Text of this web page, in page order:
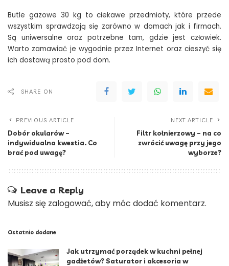
Butle gazowe 30 kg to ciekawe przedmioty, które przede
wszystkim sprawdzają się zarówno w domach jak i firmach.
Są uniwersalne oraz potrzebne tam, gdzie jest człowiek.
Warto zamawiać je wygodnie przez Internet oraz cieszyć się
ich dostawą prosto pod dom.
SHARE ON
PREVIOUS ARTICLE
Dobór okularów –
indywidualna kwestia. Co
brać pod uwagę?
NEXT ARTICLE
Filtr kołnierzowy – na co
zwrócić uwagę przy jego
wyborze?
Leave a Reply
Musisz się zalogować, aby móc dodać komentarz.
Ostatnio dodane
Jak utrzymać porządek w kuchni pełnej
gadżetów? Saturator i akcesoria w